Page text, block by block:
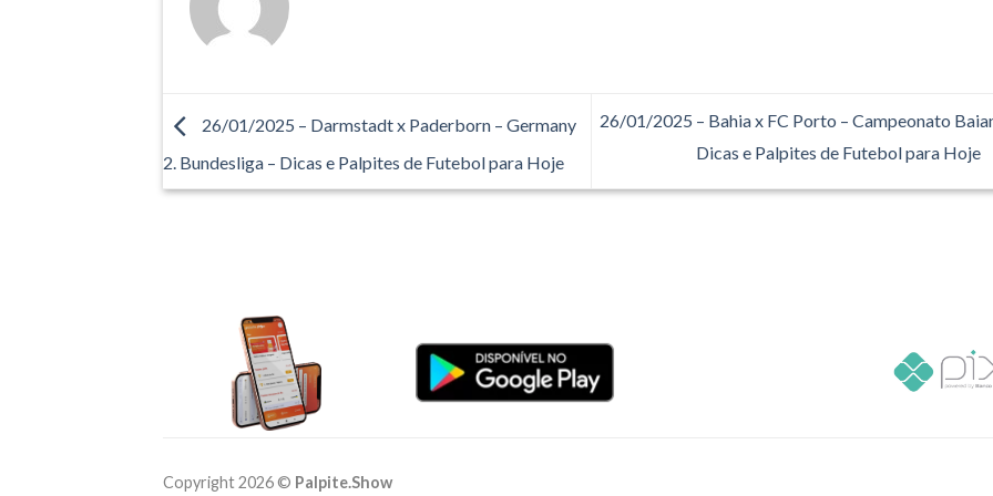
26/01/2025 – Darmstadt x Paderborn – Germany
2. Bundesliga – Dicas e Palpites de Futebol para Hoje
26/01/2025 – Bahia x FC Porto – Campeonato
Dicas e Palpites de Futebol para Hoje
Copyright 2026 © Palpite.Show